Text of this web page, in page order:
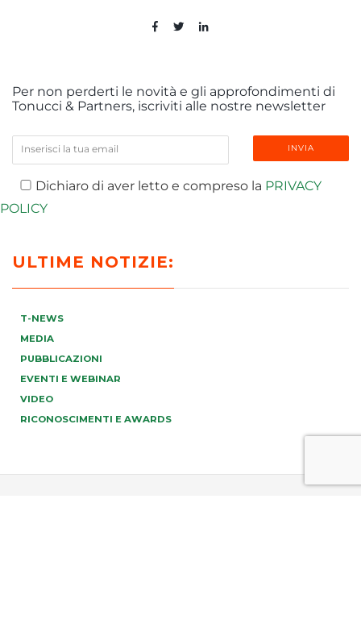
Per non perderti le novità e gli approfondimenti di
Tonucci & Partners, iscriviti alle nostre newsletter
Dichiaro di aver letto e compreso la PRIVACY
POLICY
ULTIME NOTIZIE:
T-NEWS
MEDIA
PUBBLICAZIONI
EVENTI E WEBINAR
VIDEO
RICONOSCIMENTI E AWARDS